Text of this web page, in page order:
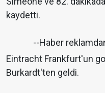
kaydetti.
--Haber
Eintracht Frankfurt'un
Burkardt'ten geldi.